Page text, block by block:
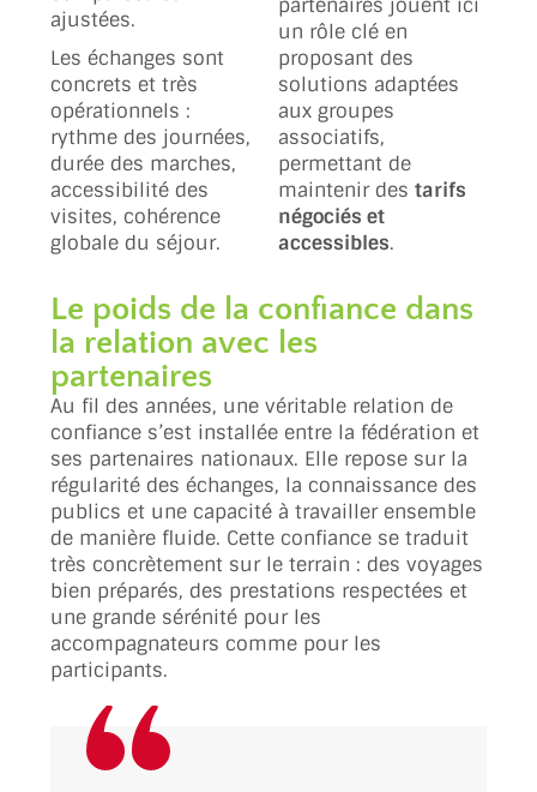
ajustées.
Les échanges sont
concrets et très
opérationnels :
rythme des journées,
durée des marches,
accessibilité des
visites, cohérence
globale du séjour.
partenaires jouent ici
un rôle clé en
proposant des
solutions adaptées
aux groupes
associatifs,
permettant de
maintenir des tarifs
négociés et
accessibles.
Le poids de la confiance dans
la relation avec les
partenaires
Au fil des années, une véritable relation de
confiance s’est installée entre la fédération et
ses partenaires nationaux. Elle repose sur la
régularité des échanges, la connaissance des
publics et une capacité à travailler ensemble
de manière fluide. Cette confiance se traduit
très concrètement sur le terrain : des voyages
bien préparés, des prestations respectées et
une grande sérénité pour les
accompagnateurs comme pour les
participants.